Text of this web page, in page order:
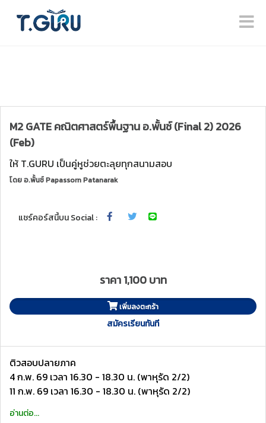
M2 GATE คณิตศาสตร์พื้นฐาน อ.พั้นช์ (Final 2) 2026
(Feb)
ให้ T.GURU เป็นคู่หูช่วยตะลุยทุกสนามสอบ
โดยอ.พั้นช์ Papassorn Patanarak
แชร์คอร์สนี้บน Social :
ราคา 1,100 บาท
เพิ่มลงตะกร้า
สมัครเรียนทันที
ติวสอบปลายภาค
4 ก.พ. 69 เวลา 16.30 - 18.30 น. (พาหุรัด 2/2)
11 ก.พ. 69 เวลา 16.30 - 18.30 น. (พาหุรัด 2/2)
อ่านต่อ...